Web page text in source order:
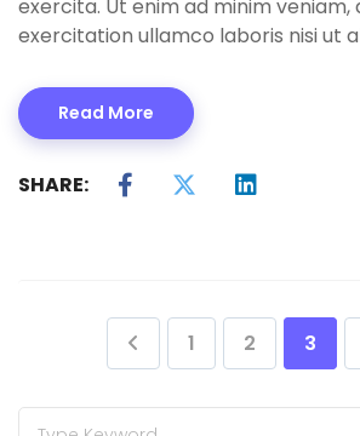
exercita. Ut enim ad minim veniam,
exercitation ullamco laboris nisi ut
Read More
SHARE:
1 2 3